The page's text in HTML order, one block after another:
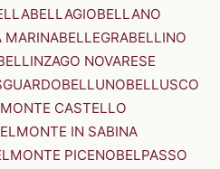
BELLAGIOBELLANO
MARINABELLEGRABELLINO
NOVARESE
BELLUNOBELLUSCO
CASTELLO
IN SABINA
PICENOBELPASSO